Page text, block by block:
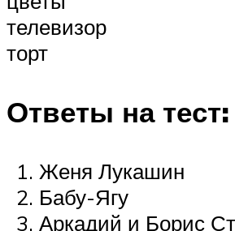
телевизор
торт
Ответы на тест:
Женя Лукашин
Бабу-Ягу
Аркадий и Борис